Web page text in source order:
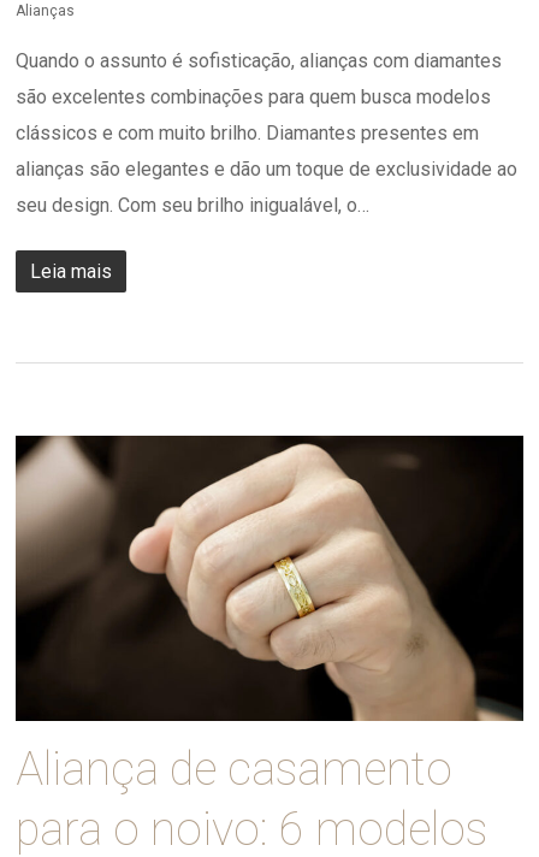
Alianças
Quando o assunto é sofisticação, alianças com diamantes
são excelentes combinações para quem busca modelos
clássicos e com muito brilho. Diamantes presentes em
alianças são elegantes e dão um toque de exclusividade ao
seu design. Com seu brilho inigualável, o…
Leia mais
Aliança de casamento
para o noivo: 6 modelos